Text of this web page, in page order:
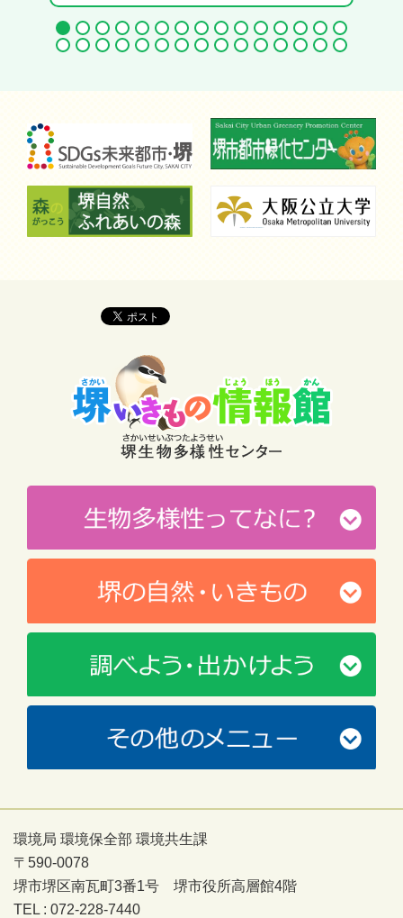
環境局 環境保全部 環境共生課
〒590-0078
堺市堺区南瓦町3番1号 堺市役所高層館4階
TEL : 072-228-7440